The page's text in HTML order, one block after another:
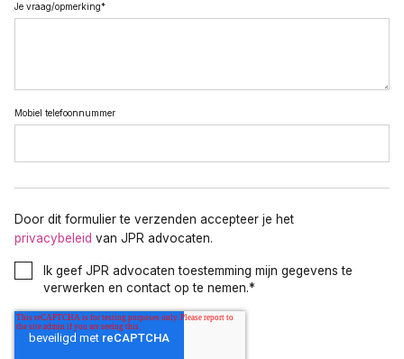
Je vraag/opmerking*
Mobiel telefoonnummer
Door dit formulier te verzenden accepteer je het
privacybeleid van JPR advocaten.
Ik geef JPR advocaten toestemming mijn gegevens te
verwerken en contact op te nemen.*